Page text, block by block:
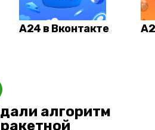
А24 в Вконтакте
алгоритм